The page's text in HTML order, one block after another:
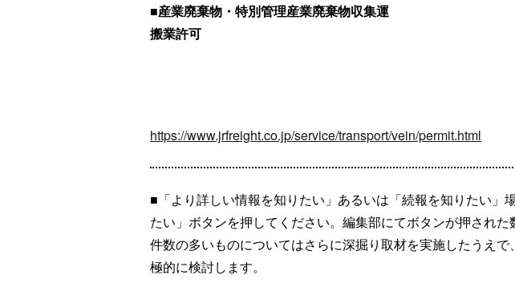
■産業廃棄物・特別管理産業廃棄物収集運
搬業許可
https://www.jrfreight.co.jp/service/transport/vein/permit.html
■「より詳しい情報を知りたい」あるいは「続報を知りたい」
たい」ボタンを押してください。編集部にてボタンが押された
件数の多いものについてはさらに深掘り取材を実施したうえ
極的に検討します。